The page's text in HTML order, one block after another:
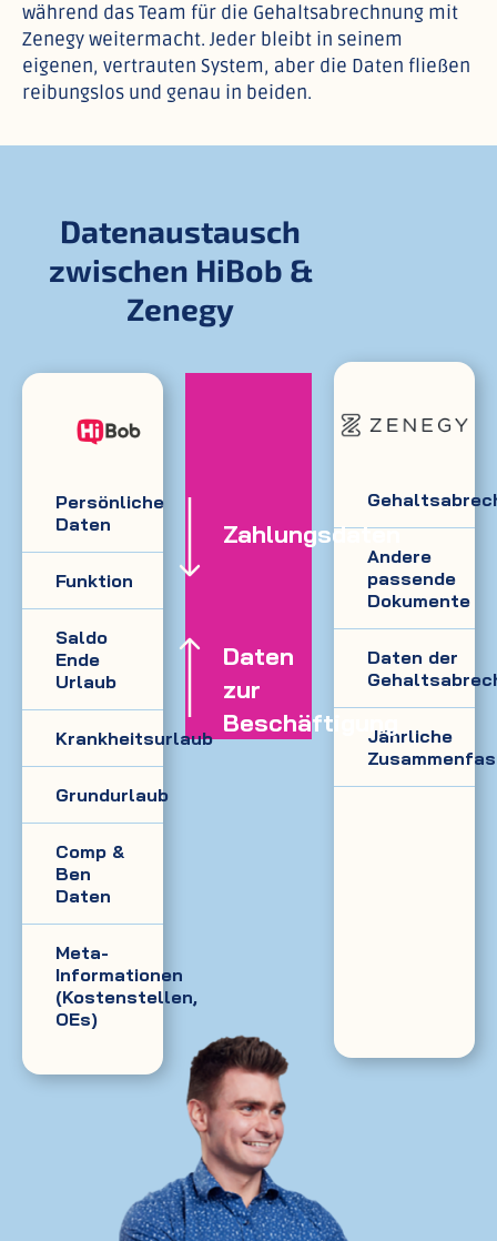
während das Team für die Gehaltsabrechnung mit
Zenegy weitermacht. Jeder bleibt in seinem
eigenen, vertrauten System, aber die Daten fließen
reibungslos und genau in beiden.
Datenaustausch
zwischen HiBob &
Zenegy
Persönliche
Daten
Funktion
Saldo
Ende
Urlaub
Krankheitsurlaub
Grundurlaub
Comp &
Ben
Daten
Meta-
Informationen
(Kostenstellen,
OEs)
Daten
zur
Beschäftigung
Zahlungsdaten
Andere
passende
Dokumente
Daten der
Jährliche